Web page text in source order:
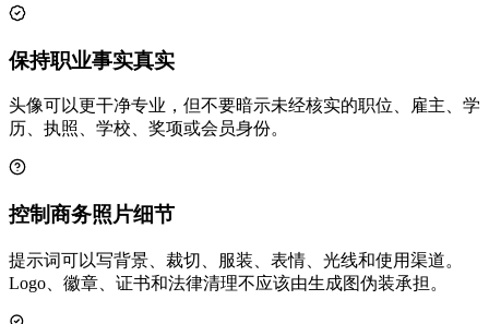
保持职业事实真实
头像可以更干净专业，但不要暗示未经核实的职位、雇主、学
历、执照、学校、奖项或会员身份。
控制商务照片细节
提示词可以写背景、裁切、服装、表情、光线和使用渠道。
Logo、徽章、证书和法律清理不应该由生成图伪装承担。